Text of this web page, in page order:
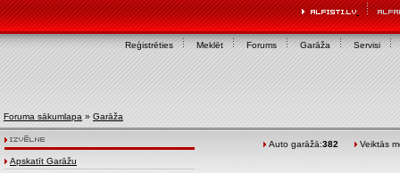
Reģistrēties Meklēt Forums Garāža Servisi
Foruma sākumlapa » Garāža
Apskatīt Garāžu
Auto garāžā:382 Veiktās